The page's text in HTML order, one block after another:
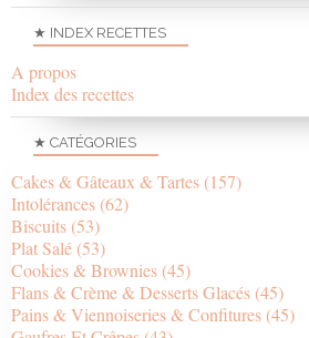
★ INDEX RECETTES
A propos
Index des recettes
★ CATÉGORIES
Cakes & Gâteaux & Tartes (157)
Intolérances (62)
Biscuits (53)
Plat Salé (53)
Cookies & Brownies (45)
Flans & Crème & Desserts Glacés (45)
Pains & Viennoiseries & Confitures (45)